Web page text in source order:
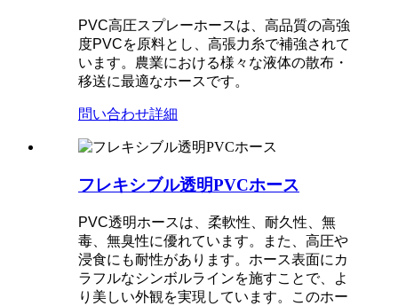
PVC高圧スプレーホースは、高品質の高強
度PVCを原料とし、高張力糸で補強されて
います。農業における様々な液体の散布・
移送に最適なホースです。
問い合わせ詳細
フレキシブル透明PVCホース
PVC透明ホースは、柔軟性、耐久性、無
毒、無臭性に優れています。また、高圧や
浸食にも耐性があります。ホース表面にカ
ラフルなシンボルラインを施すことで、よ
り美しい外観を実現しています。このホー